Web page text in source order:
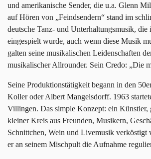
und amerikanische Sender, die u.a. Glenn
auf Hören von „Feindsendern“ stand im
deutsche Tanz- und Unterhaltungsmusik,
eingespielt wurde, auch wenn diese Musik
galten seine musikalischen Leidenschaften
musikalischer Allrounder. Sein Credo: „Die
Seine Produktionstätigkeit begann in den
Koller oder Albert Mangelsdorff. 1963
Villingen. Das simple Konzept: ein Künstler,
kleiner Kreis aus Freunden, Musikern,
Schnittchen, Wein und Livemusik
er an seinem Mischpult die Aufnahme